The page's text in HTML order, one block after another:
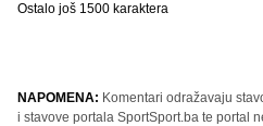
Ostalo još 1500 karaktera
NAPOMENA: Komentari odražavaju
i stavove portala SportSport.ba te portal